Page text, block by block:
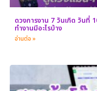
ดวงการงาน 7 วันเกิด วันที่
ทำงานมีอะไรบ้าง
อ่านต่อ »